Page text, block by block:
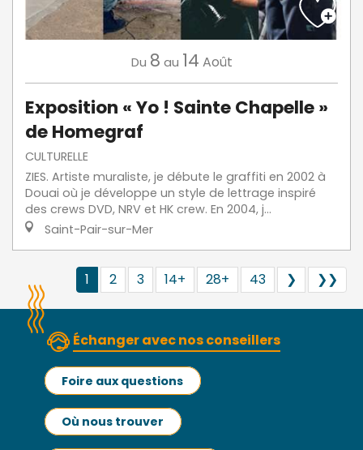
Du 8 au 14 Août
Exposition « Yo ! Sainte Chapelle »
de Homegraf
CULTURELLE
ZIES. Artiste muraliste, je débute le graffiti en 2002 à
Douai où je développe un style de lettrage inspiré
des crews DVD, NRV et HK crew. En 2004, j...
Saint-Pair-sur-Mer
1 2 3 14+ 28+ 43 ❯ ❯❯
Échanger avec nos conseillers
Foire aux questions
Où nous trouver